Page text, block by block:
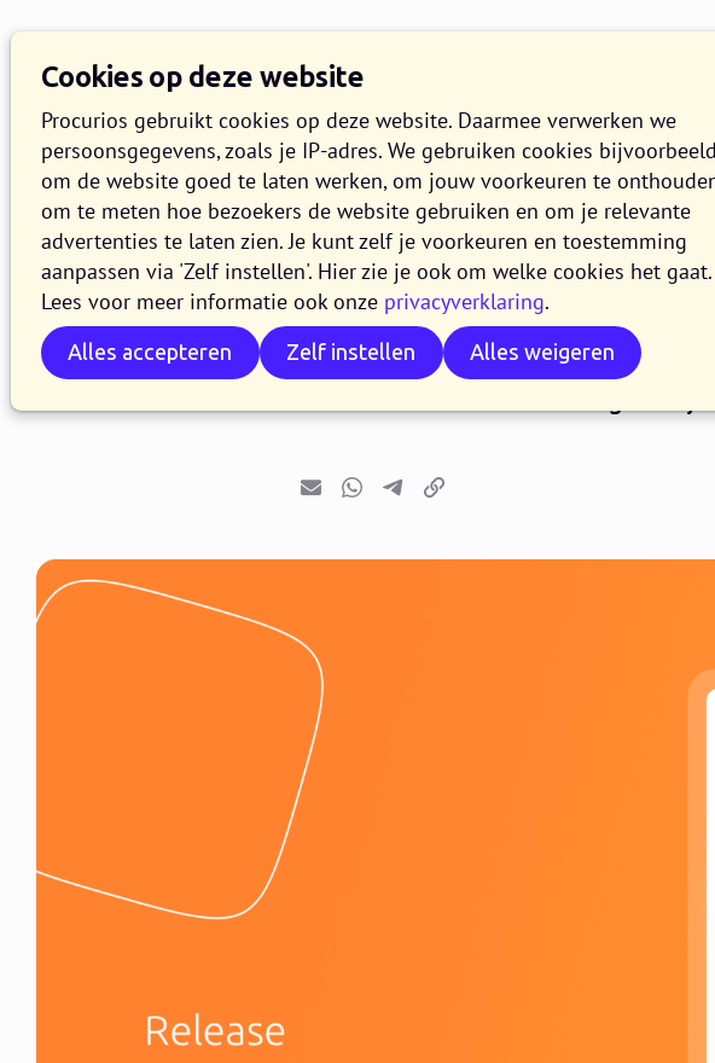
Cookies op deze website
Procurios gebruikt cookies op deze website. Daarmee verwerken we
persoonsgegevens, zoals je IP-adres. We gebruiken cookies bijvoorbeeld
om de website goed te laten werken, om jouw voorkeuren te
om te meten hoe bezoekers de website gebruiken en om je relevante
advertenties te laten zien. Je kunt zelf je voorkeuren en toestemming
aanpassen via 'Zelf instellen'. Hier zie je ook om welke cookies het gaat.
Lees voor meer informatie ook onze privacyverklaring.
Alles accepteren Zelf instellen Alles weigeren
Release 2025.03
4 MAART 2025 6 MINUTEN LEZEN
In de loop van 4 maart maken
release 2025.03. In dit blog lees
E-mailWhatsapp
TelegramKopieer link